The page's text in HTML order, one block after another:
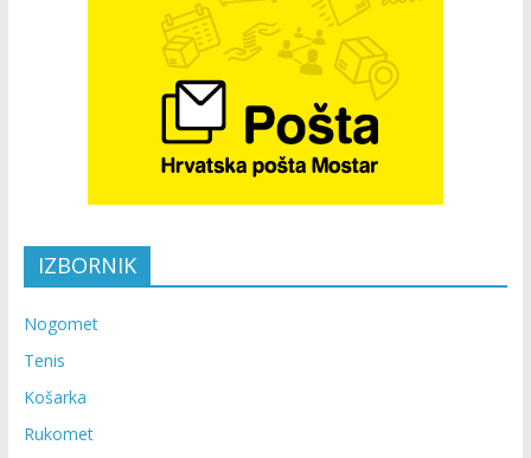
IZBORNIK
Nogomet
Tenis
Košarka
Rukomet